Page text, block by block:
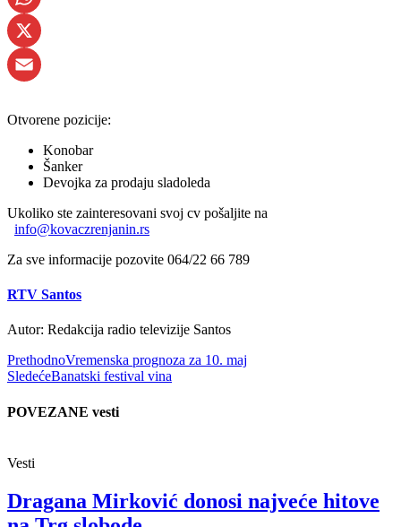
WhatsApp
X
Otvorene pozicije:
Konobar
Šanker
Devojka za prodaju sladoleda
Ukoliko ste zainteresovani svoj cv pošaljite na
info@kovaczrenjanin.rs
Za sve informacije pozovite 064/22 66 789
RTV Santos
Autor: Redakcija radio televizije Santos
PrethodnoVremenska prognoza za 10. maj
SledećeBanatski festival vina
POVEZANE vesti
Vesti
Dragana Mirković donosi najveće hitove